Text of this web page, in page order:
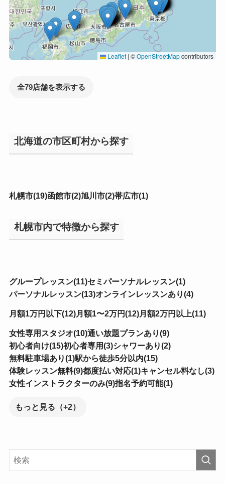
Leaflet | ©OpenStreetMapcontributors
全79店舗を表示する
北海道の市区町村から探す
札幌市(19)函館市(2)旭川市(2)帯広市(1)
札幌市内で特徴から探す
グループレッスン(11)セミパーソナルレッスン(1)
パーソナルレッスン(13)オンラインレッスンあり(4)
月額1万円以下(12)月額1〜2万円(12)月額2万円以上(11)
女性専用スタジオ(10)通い放題プランあり(9)
初心者向け(15)初心者専用(3)シャワーあり(2)
無料駐車場あり(1)駅から徒歩5分以内(15)
体験レッスン無料(9)都度払い対応(1)キャンセル料なし(3)
女性インストラクターのみ(9)指名予約可能(1)
もっと見る（+2）